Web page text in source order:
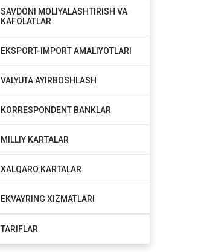
SAVDONI MOLIYALASHTIRISH VA
KAFOLATLAR
EKSPORT-IMPORT AMALIYOTLARI
VALYUTA AYIRBOSHLASH
KORRESPONDENT BANKLAR
MILLIY KARTALAR
XALQARO KARTALAR
EKVAYRING XIZMATLARI
TARIFLAR